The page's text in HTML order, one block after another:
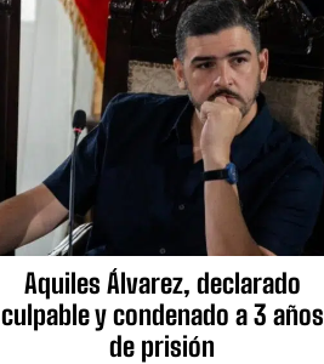
Aquiles Álvarez, declarado
culpable y condenado a 3 años
de prisión